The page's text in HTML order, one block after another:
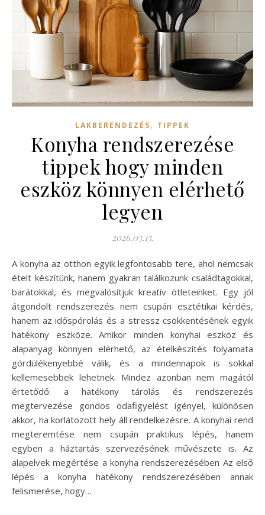
LAKBERENDEZÉS, TIPPEK
Konyha rendszerezése
tippek hogy minden
eszköz könnyen elérhető
legyen
2026.03.15.
A konyha az otthon egyik legfontosabb tere, ahol nemcsak
ételt készítünk, hanem gyakran találkozunk családtagokkal,
barátokkal, és megvalósítjuk kreatív ötleteinket. Egy jól
átgondolt rendszerezés nem csupán esztétikai kérdés,
hanem az időspórolás és a stressz csökkentésének egyik
hatékony eszköze. Amikor minden konyhai eszköz és
alapanyag könnyen elérhető, az ételkészítés folyamata
gördülékenyebbé válik, és a mindennapok is sokkal
kellemesebbek lehetnek. Mindez azonban nem magától
értetődő: a hatékony tárolás és rendszerezés
megtervezése gondos odafigyelést igényel, különösen
akkor, ha korlátozott hely áll rendelkezésre. A konyhai rend
megteremtése nem csupán praktikus lépés, hanem
egyben a háztartás szervezésének művészete is. Az
alapelvek megértése a konyha rendszerezésében Az első
lépés a konyha hatékony rendszerezésében annak
felismerése, hogy…